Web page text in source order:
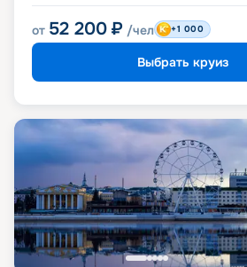
от 52 200 ₽ /чел +1 000
Выбрать круиз